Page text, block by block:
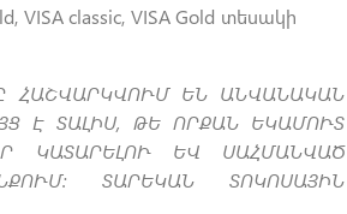
VISA classic, VISA Gold տեսակի
ՀԱՇՎԱՐԿՎՈՒՄ ԵՆ ԱՆՎԱՆԱԿԱՆ
Է ՏԱԼԻՍ, ԹԵ ՈՐՔԱՆ ԵԿԱՄՈՒՏ
ԿԱՏԱՐԵԼՈՒ ԵՎ ՍԱՀՄԱՆՎԱԾ
ՏԱՐԵԿԱՆ ՏՈԿՈՍԱՅԻՆ